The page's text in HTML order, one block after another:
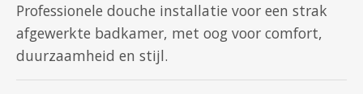
Professionele douche installatie voor een strak
afgewerkte badkamer, met oog voor comfort,
duurzaamheid en stijl.